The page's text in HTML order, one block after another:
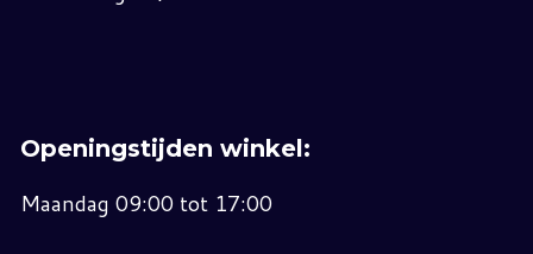
Openingstijden winkel:
Maandag 09:00 tot 17:00